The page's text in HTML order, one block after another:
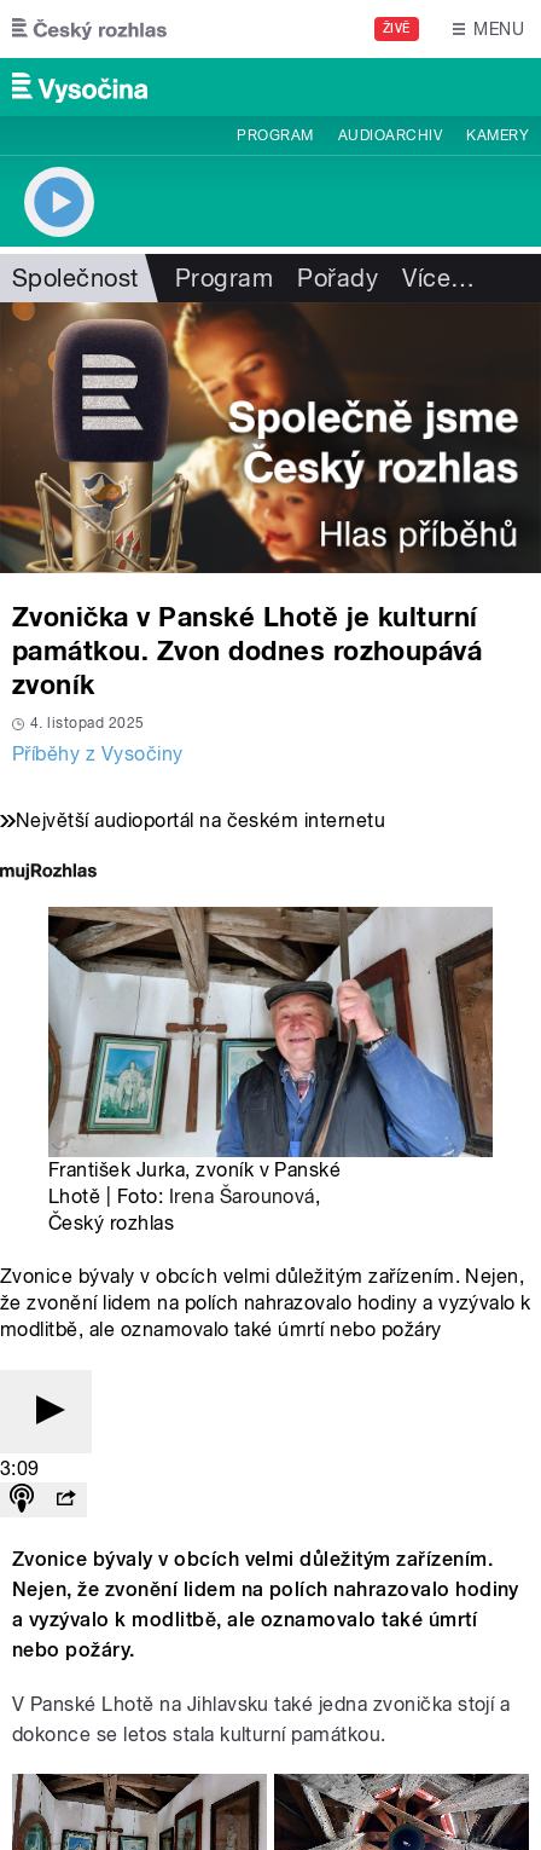
Přejít k hlavnímu obsahu
ŽIVĚ MENU
PROGRAM AUDIOARCHIV KAMERY
Společnost Program Pořady Více…
Zvonička v Panské Lhotě je kulturní
památkou. Zvon dodnes rozhoupává
zvoník
4. listopad 2025
Příběhy z Vysočiny
Největší audioportál na českém internetu
František Jurka, zvoník v Panské
Lhotě | Foto: Irena Šarounová,
Český rozhlas
Zvonice bývaly v obcích velmi důležitým zařízením. Nejen,
že zvonění lidem na polích nahrazovalo hodiny a vyzývalo k
modlitbě, ale oznamovalo také úmrtí nebo požáry
3:09
Zvonice bývaly v obcích velmi důležitým zařízením.
Nejen, že zvonění lidem na polích nahrazovalo hodiny
a vyzývalo k modlitbě, ale oznamovalo také úmrtí
nebo požáry.
V Panské Lhotě na Jihlavsku také jedna zvonička stojí a
dokonce se letos stala kulturní památkou.